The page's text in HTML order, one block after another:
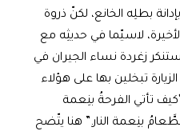
بطلِه الخانع، لكنّ ذروة
لاسيّما في حديثِه مع
زغردة نساء الجيران في
تبخلين بها على هؤلاء
تأتي الفرحةُ بنِعمة
بنِعمة النار.” هنا يتّضح